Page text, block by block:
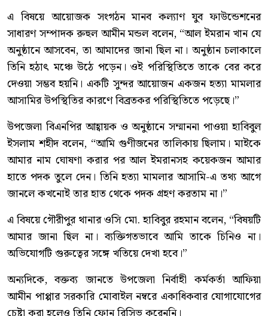
এ বিষয়ে আয়োজক সংগঠন মানব কল্যাণ যুব ফাউন্ডেশনের
সাধারণ সম্পাদক রুহুল আমীন মন্ডল বলেন, “আল ইমরান খান যে
অনুষ্ঠানে আসবেন, তা আমাদের জানা ছিল না। অনুষ্ঠান চলাকালে
তিনি হঠাৎ মঞ্চে উঠে পড়েন। ওই পরিস্থিতিতে তাকে বের করে
দেওয়া সম্ভব হয়নি। একটি সুন্দর আয়োজন একজন হত্যা মামলার
আসামির উপস্থিতির কারণে বিব্রতকর পরিস্থিতিতে পড়েছে।”
উপজেলা বিএনপির আহ্বায়ক ও অনুষ্ঠানে সম্মাননা পাওয়া হাবিবুল
ইসলাম শহীদ বলেন, “আমি গুণীজনের তালিকায় ছিলাম। মাইকে
আমার নাম ঘোষণা করার পর আল ইমরানসহ কয়েকজন আমার
হাতে পদক তুলে দেন। তিনি হত্যা মামলার আসামি-এ তথ্য আগে
জানলে কখনোই তার হাত থেকে পদক গ্রহণ করতাম না।”
এ বিষয়ে গৌরীপুর থানার ওসি মো. হাবিবুর রহমান বলেন, “বিষয়টি
আমার জানা ছিল না। ব্যক্তিগতভাবে আমি তাকে চিনিও না।
অভিযোগটি গুরুত্বের সঙ্গে খতিয়ে দেখা হবে।”
অন্যদিকে, বক্তব্য জানতে উপজেলা নির্বাহী কর্মকর্তা আফিয়া
আমীন পাপ্পার সরকারি মোবাইল নম্বরে একাধিকবার যোগাযোগের